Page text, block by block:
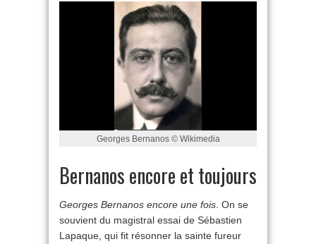
Georges Bernanos © Wikimedia
Bernanos encore et toujours
Georges Bernanos encore une fois . On se
souvient du magistral essai de Sébastien
Lapaque, qui fit résonner la sainte fureur